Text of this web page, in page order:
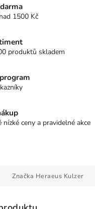
1500 Kč
produktů skladem
ceny a pravidelné akce
Značka Heraeus Kulzer